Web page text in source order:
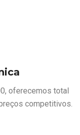
oferecemos total
competitivos.